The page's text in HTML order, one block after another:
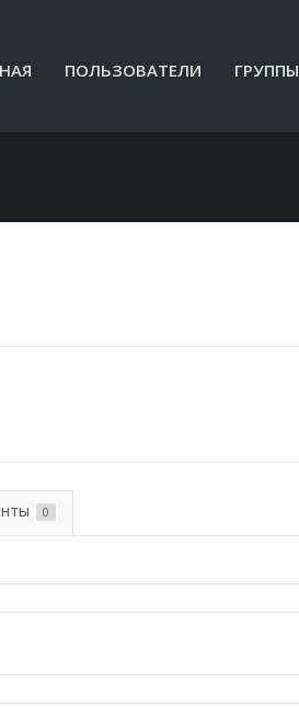
ПОЛЬЗОВАТЕЛИ ГРУППЫ
0